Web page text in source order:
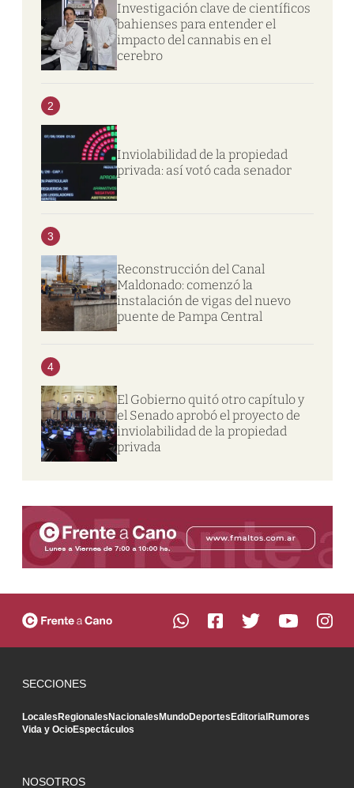
Investigación clave de científicos
bahienses para entender el
impacto del cannabis en el
cerebro
2
Inviolabilidad de la propiedad
privada: así votó cada senador
3
Reconstrucción del Canal
Maldonado: comenzó la
instalación de vigas del nuevo
puente de Pampa Central
4
El Gobierno quitó otro capítulo y
el Senado aprobó el proyecto de
inviolabilidad de la propiedad
privada
SECCIONES
Locales Regionales Nacionales MundoDeportes Editorial Rumores
Vida y OcioEspectáculos
NOSOTROS